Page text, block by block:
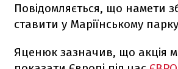
Повідомляється, що намети
ставити у Маріїнському
Яценюк зазначив, що акція